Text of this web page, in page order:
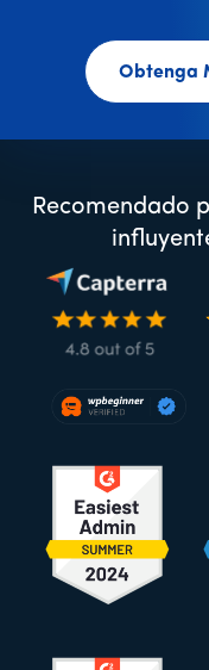
Obtenga
Recomendado